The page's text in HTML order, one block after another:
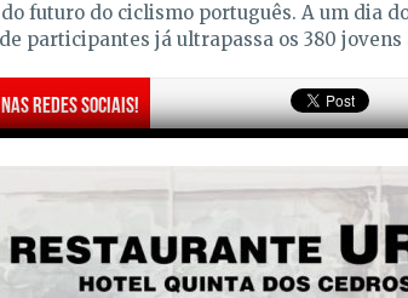
futuro do ciclismo português. A um dia
participantes já ultrapassa os 380 jovens
redes sociais!
Incêndio
voltar a
Paiva,